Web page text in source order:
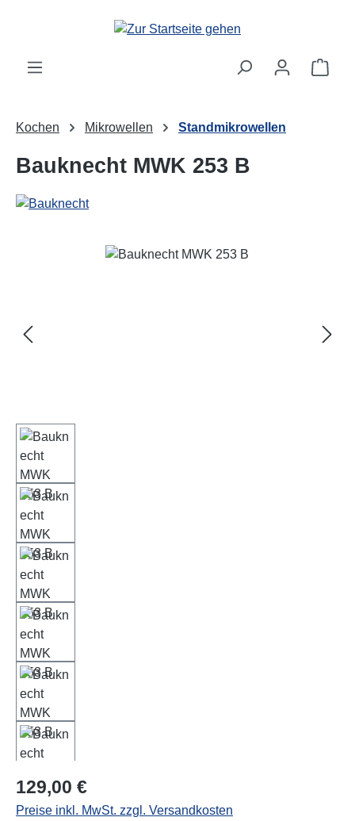
Zum Hauptinhalt springen
Kochen Mikrowellen Standmikrowellen
Bauknecht MWK 253 B
Bildergalerie überspringen
Regulärer Preis:
129,00 €
Preise inkl. MwSt. zzgl. Versandkosten